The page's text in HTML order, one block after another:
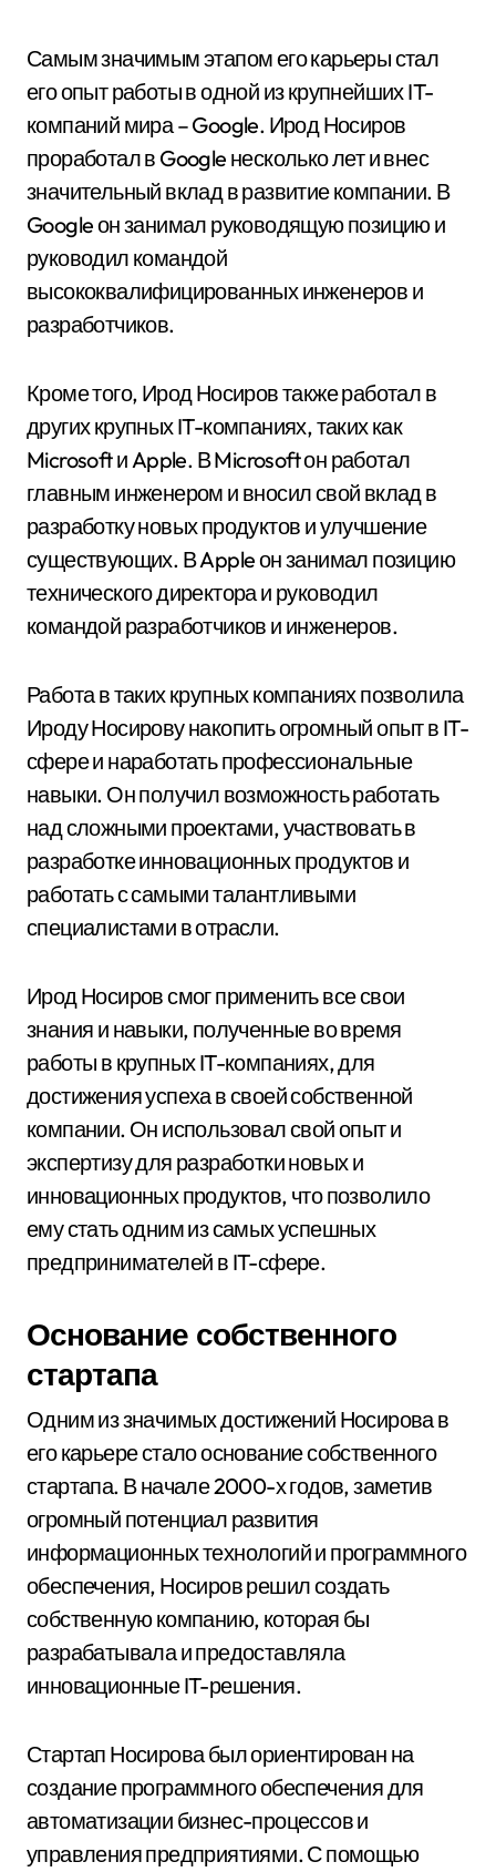
Самым значимым этапом его карьеры стал
его опыт работы в одной из крупнейших IT-
компаний мира – Google. Ирод Носиров
проработал в Google несколько лет и внес
значительный вклад в развитие компании. В
Google он занимал руководящую позицию и
руководил командой
высококвалифицированных инженеров и
разработчиков.
Кроме того, Ирод Носиров также работал в
других крупных IT-компаниях, таких как
Microsoft и Apple. В Microsoft он работал
главным инженером и вносил свой вклад в
разработку новых продуктов и улучшение
существующих. В Apple он занимал позицию
технического директора и руководил
командой разработчиков и инженеров.
Работа в таких крупных компаниях позволила
Ироду Носирову накопить огромный опыт в IT-
сфере и наработать профессиональные
навыки. Он получил возможность работать
над сложными проектами, участвовать в
разработке инновационных продуктов и
работать с самыми талантливыми
специалистами в отрасли.
Ирод Носиров смог применить все свои
знания и навыки, полученные во время
работы в крупных IT-компаниях, для
достижения успеха в своей собственной
компании. Он использовал свой опыт и
экспертизу для разработки новых и
инновационных продуктов, что позволило
ему стать одним из самых успешных
предпринимателей в IT-сфере.
Основание собственного
стартапа
Одним из значимых достижений Носирова в
его карьере стало основание собственного
стартапа. В начале 2000-х годов, заметив
огромный потенциал развития
информационных технологий и программного
обеспечения, Носиров решил создать
собственную компанию, которая бы
разрабатывала и предоставляла
инновационные IT-решения.
Стартап Носирова был ориентирован на
создание программного обеспечения для
автоматизации бизнес-процессов и
управления предприятиями. С помощью